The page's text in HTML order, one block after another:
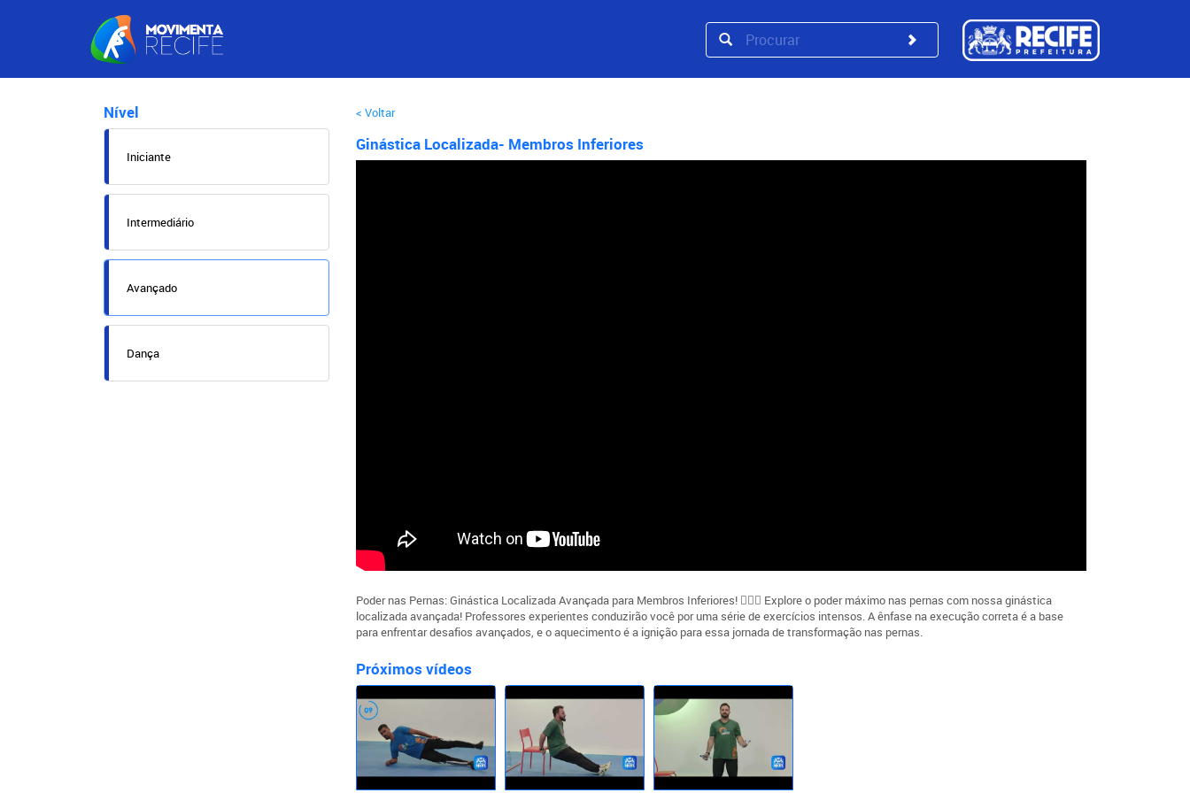
Nível < Voltar
Iniciante
Intermediário
Avançado
Dança
Ginástica Localizada- Membros Inferiores
Poder nas Pernas: Ginástica Localizada Avançada para Membros Inferiores! 🏋️‍♂️🔥 Explore o poder máximo nas pernas com nossa ginástica
localizada avançada! Professores experientes conduzirão você por uma série de exercícios intensos. A ênfase na execução correta é a base
para enfrentar desafios avançados, e o aquecimento é a ignição para essa jornada de transformação nas pernas.
Próximos vídeos